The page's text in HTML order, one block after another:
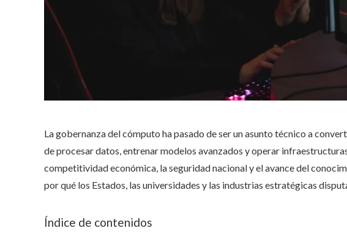
La gobernanza del cómputo ha pasado de ser un asunto técnico a
de procesar datos, entrenar modelos avanzados y operar
competitividad económica, la seguridad nacional y el avance del
por qué los Estados, las universidades y las industrias estratégicas
Índice de contenidos